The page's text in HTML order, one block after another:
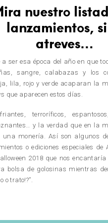
nuestro
lanzamientos,
atreves…
a ser esa época del año en que
sangre, calabazas y los
lila, rojo y verde acaparan la
que aparecen estos días.
terroríficos,
y la verdad que en la
una monería. Así son algunos
o ediciones especiales de
2018 que nos
bolsa de golosinas mientras
o trato!?”.